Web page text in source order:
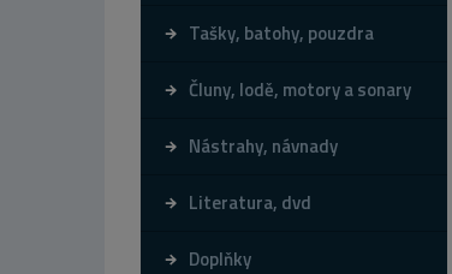
Tašky, batohy, pouzdra
Čluny, lodě, motory a sonary
Nástrahy, návnady
Literatura, dvd
Doplňky